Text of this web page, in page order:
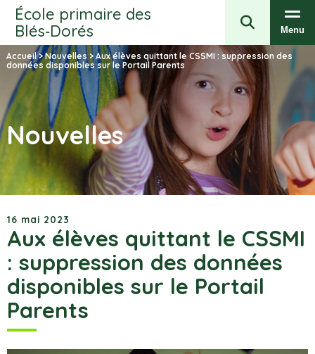
École primaire des
Blés‑Dorés
Menu
Accueil>Nouvelles> Aux élèves quittant le CSSMI : suppression des
données disponibles sur le Portail Parents
Nouvelles
16 mai 2023
Aux élèves quittant le CSSMI
: suppression des données
disponibles sur le Portail
Parents